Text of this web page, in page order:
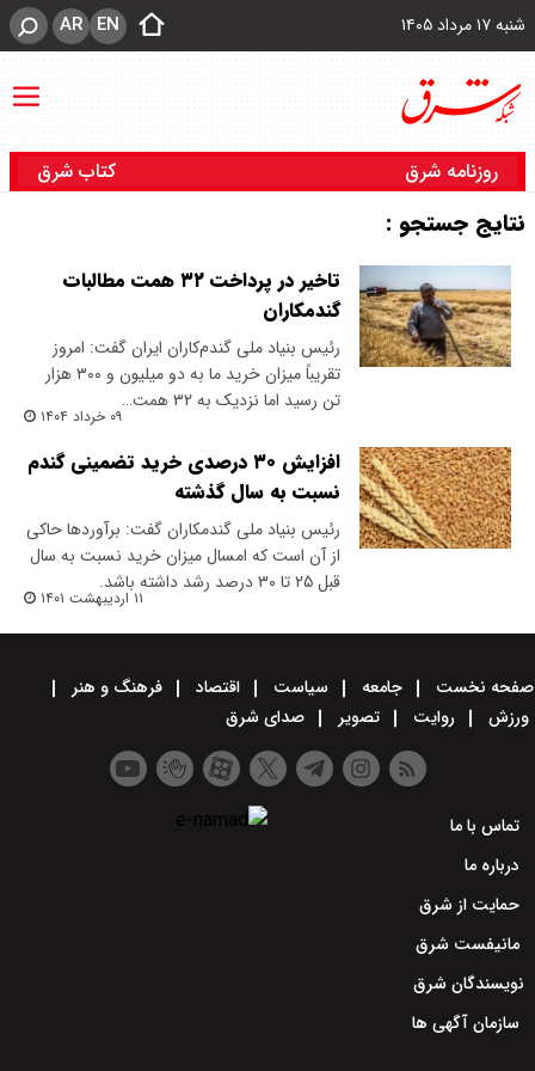
شنبه ۱۷ مرداد ۱۴۰۵ EN
AR
روزنامه شرق کتاب شرق
نتایج جستجو :
تاخیر در پرداخت ۳۲ همت مطالبات
گندمکاران
رئیس بنیاد ملی گندم‌کاران ایران گفت: امروز
تقریباً میزان خرید ما به دو میلیون و ۳۰۰ هزار
تن رسید اما نزدیک به ۳۲ همت…
۰۹ خرداد ۱۴۰۴
افزایش ۳۰ درصدی خرید تضمینی گندم
نسبت به سال گذشته
رئیس بنیاد ملی گندمکاران گفت: برآوردها حاکی
از آن است که امسال میزان خرید نسبت به سال
قبل ۲۵ تا ۳۰ درصد رشد داشته باشد.
۱۱ اردیبهشت ۱۴۰۱
صفحه نخست جامعه سیاست اقتصاد
فرهنگ و هنر
ورزش
روایت تصویر صدای شرق
تماس با ما
درباره ما
حمایت از شرق
مانیفست شرق
نویسندگان شرق
سازمان آگهی ها